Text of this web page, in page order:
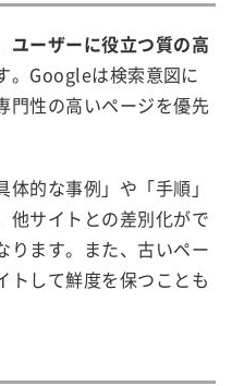
ユーザーに役立つ質の高
。Googleは検索意図に
門性の高いページを優先
的な事例」や「手順」
他サイトとの差別化がで
ります。また、古いペー
トして鮮度を保つことも